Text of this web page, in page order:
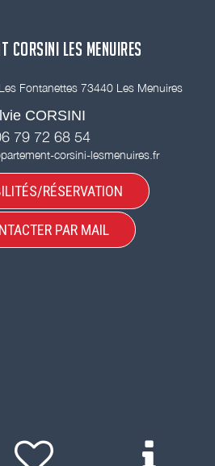
CORSINI LES MENUIRES
Fontanettes 73440 Les Menuires
CORSINI
79 72 68 54
corsini-lesmenuires.fr
RÉSERVATION
PAR MAIL